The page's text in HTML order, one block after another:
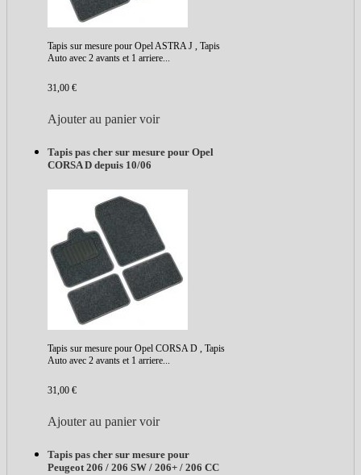
Tapis sur mesure pour Opel ASTRA J , Tapis
Auto avec 2 avants et 1 arriere...
31,00 €
Ajouter au panier voir
Tapis pas cher sur mesure pour Opel
CORSA D depuis 10/06
Tapis sur mesure pour Opel CORSA D , Tapis
Auto avec 2 avants et 1 arriere...
31,00 €
Ajouter au panier voir
Tapis pas cher sur mesure pour
Peugeot 206 / 206 SW / 206+ / 206 CC